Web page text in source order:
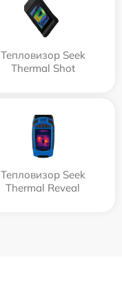
Тепловизор Seek
Thermal Shot
Тепловизор Seek
Thermal Reveal